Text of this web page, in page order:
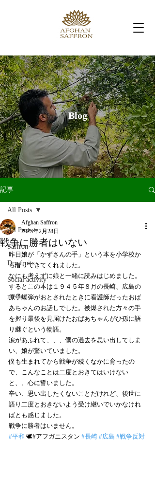
Blog
記事
All Posts
Saffron
Dry fruits
Social activity
media
All Posts
戦争に勝者はいない
Afghan Saffron
2023年2月28日
昨日娘が「かずさんの手」という本を小学校か
ら借りてきてくれました。
なにも考えずに娘と一緒に読みはじめました。
するとこの本は１９４５年８月の長崎、広島の
原子爆弾がおとされたときに看護師だったおば
あちゃんのお話しでした。被爆された方々の手
を握り最後を見届けたおばあちゃんがひ孫に語
り継ぐという物語。
涙があふれて、、、僕の過去を思い出してしま
い、娘が驚いていました。
僕も生まれてから戦争が続くなかに育ったの
で、こんなことは二度とおきてはいけない
と、、心に誓いました。
辛い、思い出したくないことだけれど、後世に
語り二度とおきないよう受け継いでいかなけれ
ばとも感じました。
戦争に勝者はいません。
#平和 🕊#アフガニスタン #長崎 #広島 #戦争反対